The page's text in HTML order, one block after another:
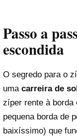
Passo a
escondida
O segredo para o
uma carreira de
zíper rente à borda
pequena borda de
baixíssimo) que